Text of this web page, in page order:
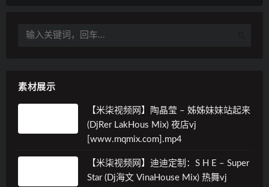
素材展示
【米柒视频网】陶晶莹 – 姊姊妹妹站起来
(DjRer LakHous Mix) 夜店vj
[www.mqmix.com].mp4
【米柒视频网】迪迪定制：S H E – Super
Star (Dj海文 VinaHouse Mix) 热舞vj